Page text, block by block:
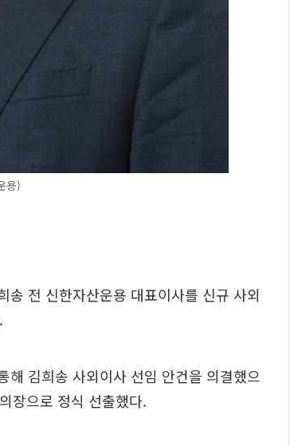
용)
송 전 신한자산운용 대표이사를 신규 사외
해 김희송 사외이사 선임 안건을 의결했으
장으로 정식 선출했다.